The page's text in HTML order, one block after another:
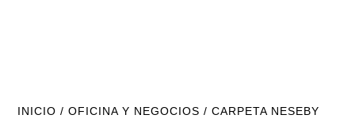
INICIO /OFICINA Y NEGOCIOS / CARPETA NESEBY